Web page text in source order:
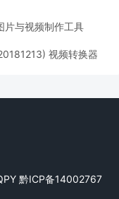
片与视频制作工具
视频转换器
黔ICP备14002767